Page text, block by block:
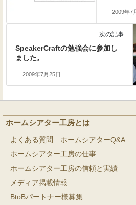
2009年7
次の記事
SpeakerCraftの勉強会に参加し
ました。
2009年7月25日
ホームシアター工房とは
よくある質問 ホームシアターQ&A
ホームシアター工房の仕事
ホームシアター工房の信頼と実績
メディア掲載情報
BtoBパートナー様募集